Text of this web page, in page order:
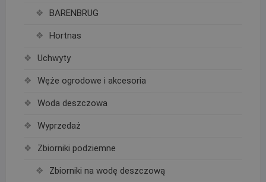
BARENBRUG
Hortnas
Uchwyty
Węże ogrodowe i akcesoria
Woda deszczowa
Wyprzedaż
Zbiorniki podziemne
Zbiorniki na wodę deszczową